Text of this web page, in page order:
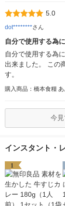
5.0
dot********さん
自分で使用する為
自分で使用する為
出来ました。 この
す。
購入商品：橋本食糧
今
インスタント・
1